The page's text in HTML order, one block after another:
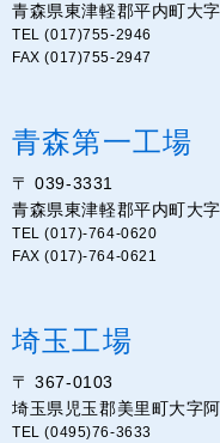
青森県東津軽郡平内町大
TEL (017)755-2946
FAX (017)755-2947
青森第一工場
〒 039-3331
青森県東津軽郡平内町大
TEL (017)-764-0620
FAX (017)-764-0621
埼玉工場
〒 367-0103
埼玉県児玉郡美里町大字
TEL (0495)76-3633